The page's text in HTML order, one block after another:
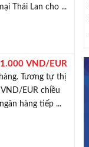
Thái Lan cho ...
VND/EUR
Tương tự thị
EUR chiều
hàng tiếp ...